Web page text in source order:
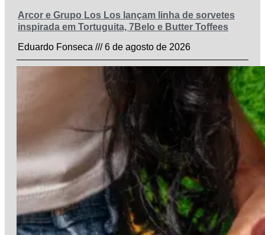
Arcor e Grupo Los Los lançam linha de sorvetes
inspirada em Tortuguita, 7Belo e Butter Toffees
Eduardo Fonseca
6 de agosto de 2026